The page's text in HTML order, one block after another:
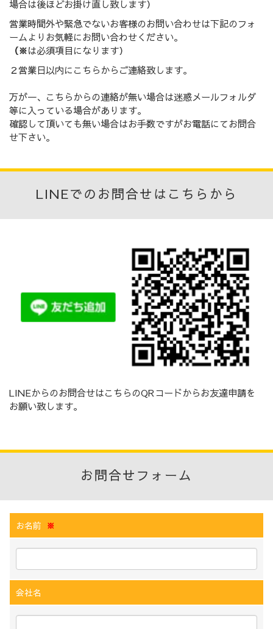
場合は後ほどお掛け直し致します）
営業時間外や緊急でないお客様のお問い合わせは下記のフォ
ームよりお気軽にお問い合わせください。
（※は必須項目になります）
２営業日以内にこちらからご連絡致します。
万が一、こちらからの連絡が無い場合は迷惑メールフォルダ
等に入っている場合があります。
確認して頂いても無い場合はお手数ですがお電話にてお問合
せ下さい。
LINEでのお問合せはこちらから
LINEからのお問合せはこちらのQRコードからお友達申請を
お願い致します。
お問合せフォーム
お名前 ※
会社名